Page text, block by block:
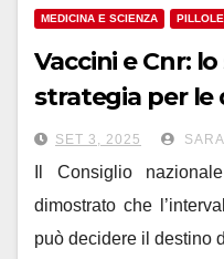
MEDICINA E SCIENZA
Vaccini e Cnr:
strategia per le
SET 3, 2025
Il Consiglio
dimostrato che
può decidere il destino